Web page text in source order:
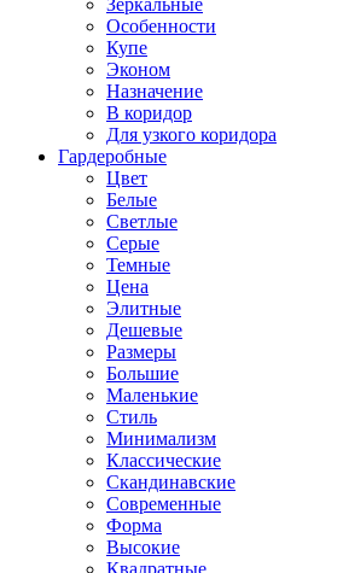
Зеркальные
Особенности
Купе
Эконом
Назначение
В коридор
Для узкого коридора
Гардеробные
Цвет
Белые
Светлые
Серые
Темные
Цена
Элитные
Дешевые
Размеры
Большие
Маленькие
Стиль
Минимализм
Классические
Скандинавские
Современные
Форма
Высокие
Квадратные